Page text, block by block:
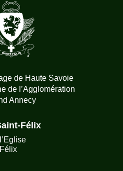
de Haute Savoie
de l’Agglomération
Annecy
Félix